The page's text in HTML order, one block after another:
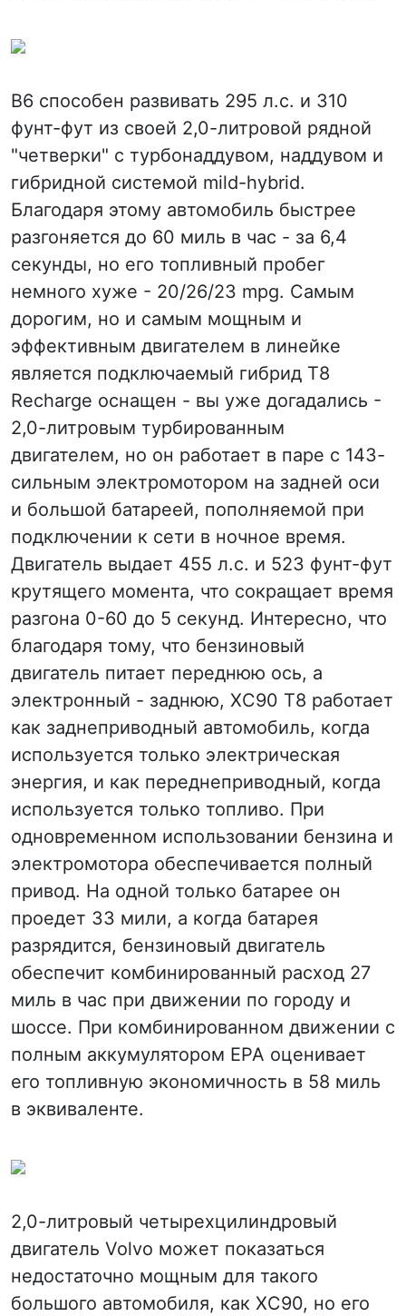
B6 способен развивать 295 л.с. и 310
фунт-фут из своей 2,0-литровой рядной
"четверки" с турбонаддувом, наддувом и
гибридной системой mild-hybrid.
Благодаря этому автомобиль быстрее
разгоняется до 60 миль в час - за 6,4
секунды, но его топливный пробег
немного хуже - 20/26/23 mpg. Самым
дорогим, но и самым мощным и
эффективным двигателем в линейке
является подключаемый гибрид T8
Recharge оснащен - вы уже догадались -
2,0-литровым турбированным
двигателем, но он работает в паре с 143-
сильным электромотором на задней оси
и большой батареей, пополняемой при
подключении к сети в ночное время.
Двигатель выдает 455 л.с. и 523 фунт-фут
крутящего момента, что сокращает время
разгона 0-60 до 5 секунд. Интересно, что
благодаря тому, что бензиновый
двигатель питает переднюю ось, а
электронный - заднюю, XC90 T8 работает
как заднеприводный автомобиль, когда
используется только электрическая
энергия, и как переднеприводный, когда
используется только топливо. При
одновременном использовании бензина и
электромотора обеспечивается полный
привод. На одной только батарее он
проедет 33 мили, а когда батарея
разрядится, бензиновый двигатель
обеспечит комбинированный расход 27
миль в час при движении по городу и
шоссе. При комбинированном движении с
полным аккумулятором EPA оценивает
его топливную экономичность в 58 миль
в эквиваленте.
2,0-литровый четырехцилиндровый
двигатель Volvo может показаться
недостаточно мощным для такого
большого автомобиля, как XC90, но его